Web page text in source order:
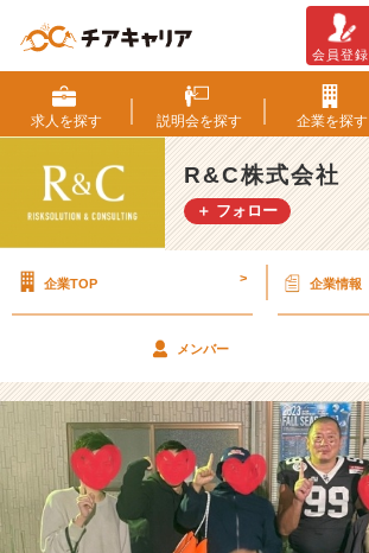
メ
フ
ト
観
戦
【R
式
の
タ
イ
ム
ラ
イ
ン】
会員登録
求人を探す 説明会を探す 企業を探す
R&C株式会社
＋ フォロー
企業TOP > 企業情報
メンバー